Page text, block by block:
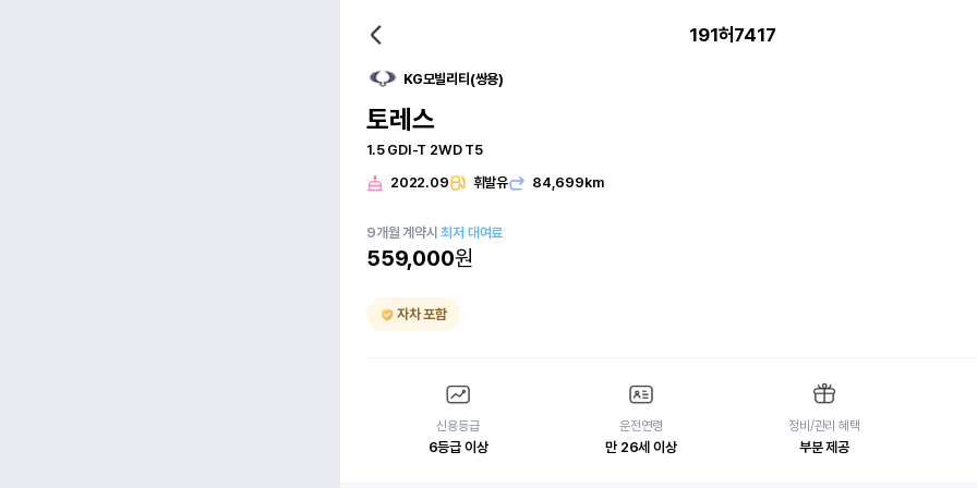
191허7417
KG모빌리티(쌍용)
토레스
1.5 GDI-T 2WD T5
2022.09
휘발유 84,699km
9개월 계약시최저 대여료
559,000원
자차 포함
신용등급
6등급 이상
운전연령
만 26세 이상
정비/관리 혜택
부분 제공